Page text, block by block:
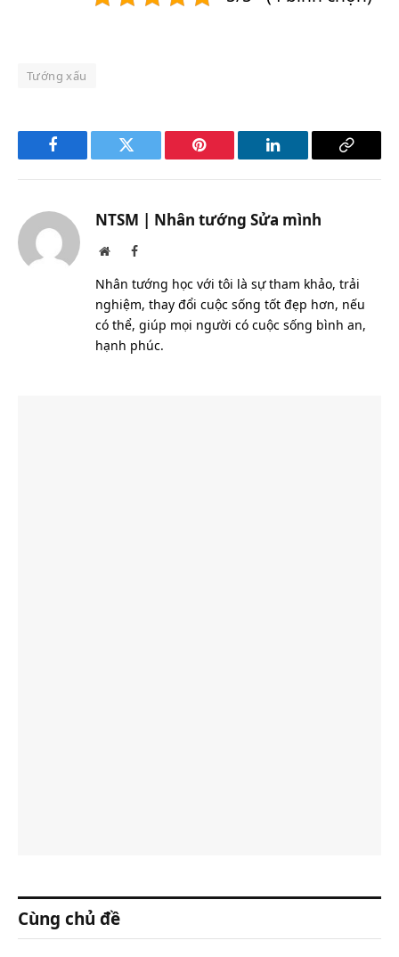
Tướng xấu
Facebook Twitter Pinterest LinkedIn
Copy
NTSM | Nhân tướng Sửa mình
WebsiteFacebook
Nhân tướng học với tôi là sự tham khảo, trải
nghiệm, thay đổi cuộc sống tốt đẹp hơn, nếu
có thể, giúp mọi người có cuộc sống bình an,
hạnh phúc.
Cùng chủ đề